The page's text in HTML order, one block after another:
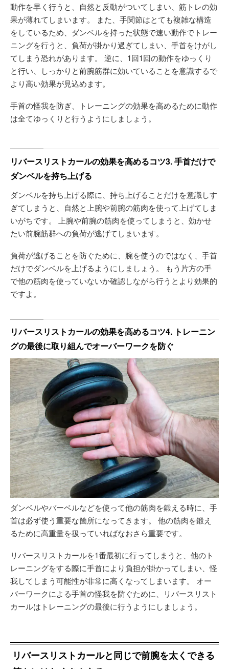
動作を早く行うと、自然と反動がついてしまい、筋トレの効
果が薄れてしまいます。 また、手関節はとても複雑な構造
をしているため、ダンベルを持った状態で速い動作でトレー
ニングを行うと、負荷が掛かり過ぎてしまい、手首をけがし
てしまう恐れがあります。 逆に、1回1回の動作をゆっくり
と行い、しっかりと前腕筋群に効いていることを意識するで
より高い効果が見込めます。
手首の怪我を防ぎ、トレーニングの効果を高めるために動作
は全てゆっくりと行うようにしましょう。
リバースリストカールの効果を高めるコツ3. 手首だけで
ダンベルを持ち上げる
ダンベルを持ち上げる際に、持ち上げることだけを意識しす
ぎてしまうと、自然と上腕や前腕の筋肉を使って上げてしま
いがちです。 上腕や前腕の筋肉を使ってしまうと、効かせ
たい前腕筋群への負荷が逃げてしまいます。
負荷が逃げることを防ぐために、腕を使うのではなく、手首
だけでダンベルを上げるようにしましょう。 もう片方の手
で他の筋肉を使っていないか確認しながら行うとより効果的
ですよ。
リバースリストカールの効果を高めるコツ4. トレーニン
グの最後に取り組んでオーバーワークを防ぐ
ダンベルやバーベルなどを使って他の筋肉を鍛える時に、手
首は必ず使う重要な箇所になってきます。 他の筋肉を鍛え
るために高重量を扱っていればなおさら重要です。
リバースリストカールを1番最初に行ってしまうと、他のト
レーニングをする際に手首により負担が掛かってしまい、怪
我してしまう可能性が非常に高くなってしまいます。 オー
バーワークによる手首の怪我を防ぐために、リバースリスト
カールはトレーニングの最後に行うようにしましょう。
リバースリストカールと同じで前腕を太くできる